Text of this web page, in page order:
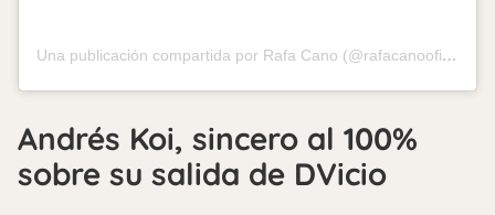
Una publicación compartida por Rafa Cano (@rafacanooficial)
Andrés Koi, sincero al 100%
sobre su salida de DVicio